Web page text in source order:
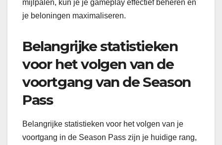
mijlpalen, kun je je gameplay effectief beheren en
je beloningen maximaliseren.
Belangrijke statistieken
voor het volgen van de
voortgang van de Season
Pass
Belangrijke statistieken voor het volgen van je
voortgang in de Season Pass zijn je huidige rang,